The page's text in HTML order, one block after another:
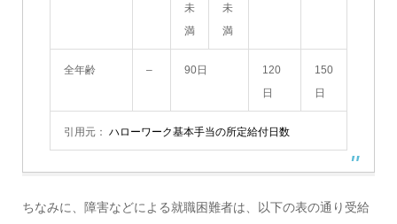
未
満
未
満
全年齢 – 90日
120
日
150
日
引用元： ハローワーク基本手当の所定給付日数
ちなみに、障害などによる就職困難者は、以下の表の通り受給